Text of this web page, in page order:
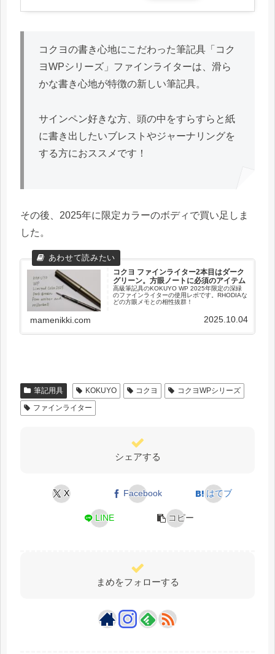
コクヨの書き心地にこだわった筆記具「コク
ヨWPシリーズ」ファインライターは、滑ら
かな書き心地が特徴の新しい筆記具。
サインペン好きな方、頭の中をすらすらと紙
に書き出したいブレストやジャーナリングを
する方におススメです！
その後、2025年に限定カラーのボディで買い足しま
した。
コクヨ ファインライター2本目はダーク
グリーン。方眼ノートに必須のアイテム
高級筆記具のKOKUYO WP 2025年限定の深緑
のファインライターの使用レポです。RHODIAな
どの方眼メモとの相性抜群！
mamenikki.com 2025.10.04
筆記用具 KOKUYO コクヨ
コクヨWPシリーズ
ファインライター
シェアする
X Facebook はてブ
LINE コピー
まめをフォローする